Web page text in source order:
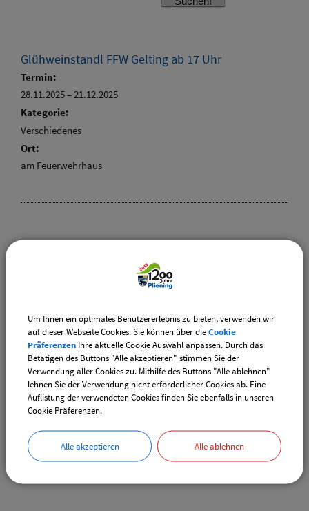
Glühweinstandl FFW Gelting ab 17 Uhr
Termin:
28.11.2025–21.12.2025
Kategorie:
Verschiedenes
Ort:
am Feuerwehrhaus
Adventsmarkt Hofladen Burghart
Downloads
Den gewählten Termin als VCS-Kalenderdatei
downloaden
Den gewählten Termin als iCal-Kalenderdatei
downloaden
Um Ihnen ein optimales Benutzererlebnis zu bieten, verwenden wir
auf dieser Webseite Cookies. Sie können über dieCookie
Präferenzen Ihre aktuelle Cookie Auswahl anpassen. Durch das
Betätigen des Buttons "Alle akzeptieren" stimmen Sie der
Verwendung aller Cookies zu. Mithilfe des Buttons "Alle ablehnen"
lehnen Sie der Verwendung nicht erforderlicher Cookies ab. Eine
Auflistung der verwendeten Cookies finden Sie ebenfalls in unseren
Cookie Präferenzen.
Alle akzeptieren Alle ablehnen